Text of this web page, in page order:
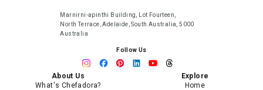
Marnirni-apinthi Building, Lot Fourteen,
North Terrace, Adelaide, South Australia, 5000
Australia
Follow Us
About Us
What's Chefadora?
Explore
Home